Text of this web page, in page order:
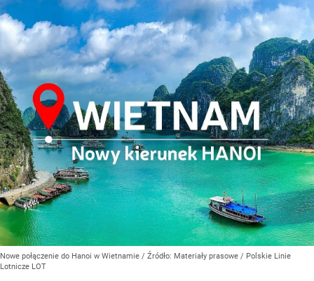
Nowe połączenie do Hanoi w Wietnamie / Źródło: Materiały prasowe / Polskie Linie
Lotnicze LOT